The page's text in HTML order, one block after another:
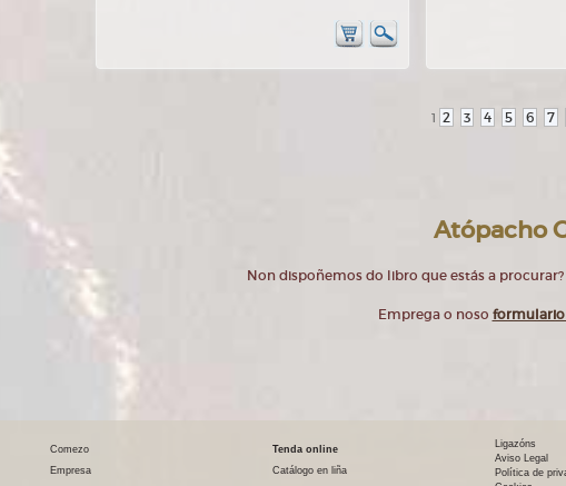
1 2 3 4 5 6 7
Atópacho
Non dispoñemos do libro que estás a
Emprega o noso formulario
Comezo
Empresa
Tenda online
Catálogo en liña
Ligazóns
Aviso Legal
Política de